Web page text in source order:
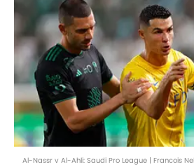
Al-Nassr v Al-Ahli: Saudi Pro League | Francois